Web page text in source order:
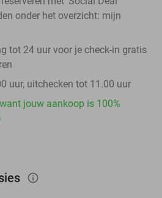
onder het overzicht: mijn
tot 24 uur voor je check-in gratis
uur, uitchecken tot 11.00 uur
jouw aankoop is 100%
info_outlined